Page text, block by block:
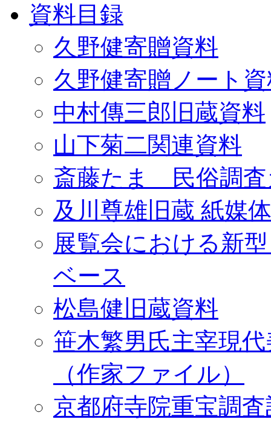
資料目録
久野健寄贈資料
久野健寄贈ノート
中村傳三郎旧蔵資料
山下菊二関連資料
斎藤たま 民俗調査
及川尊雄旧蔵 紙媒
展覧会における新
ベース
松島健旧蔵資料
笹木繁男氏主宰現
（作家ファイル）
京都府寺院重宝調